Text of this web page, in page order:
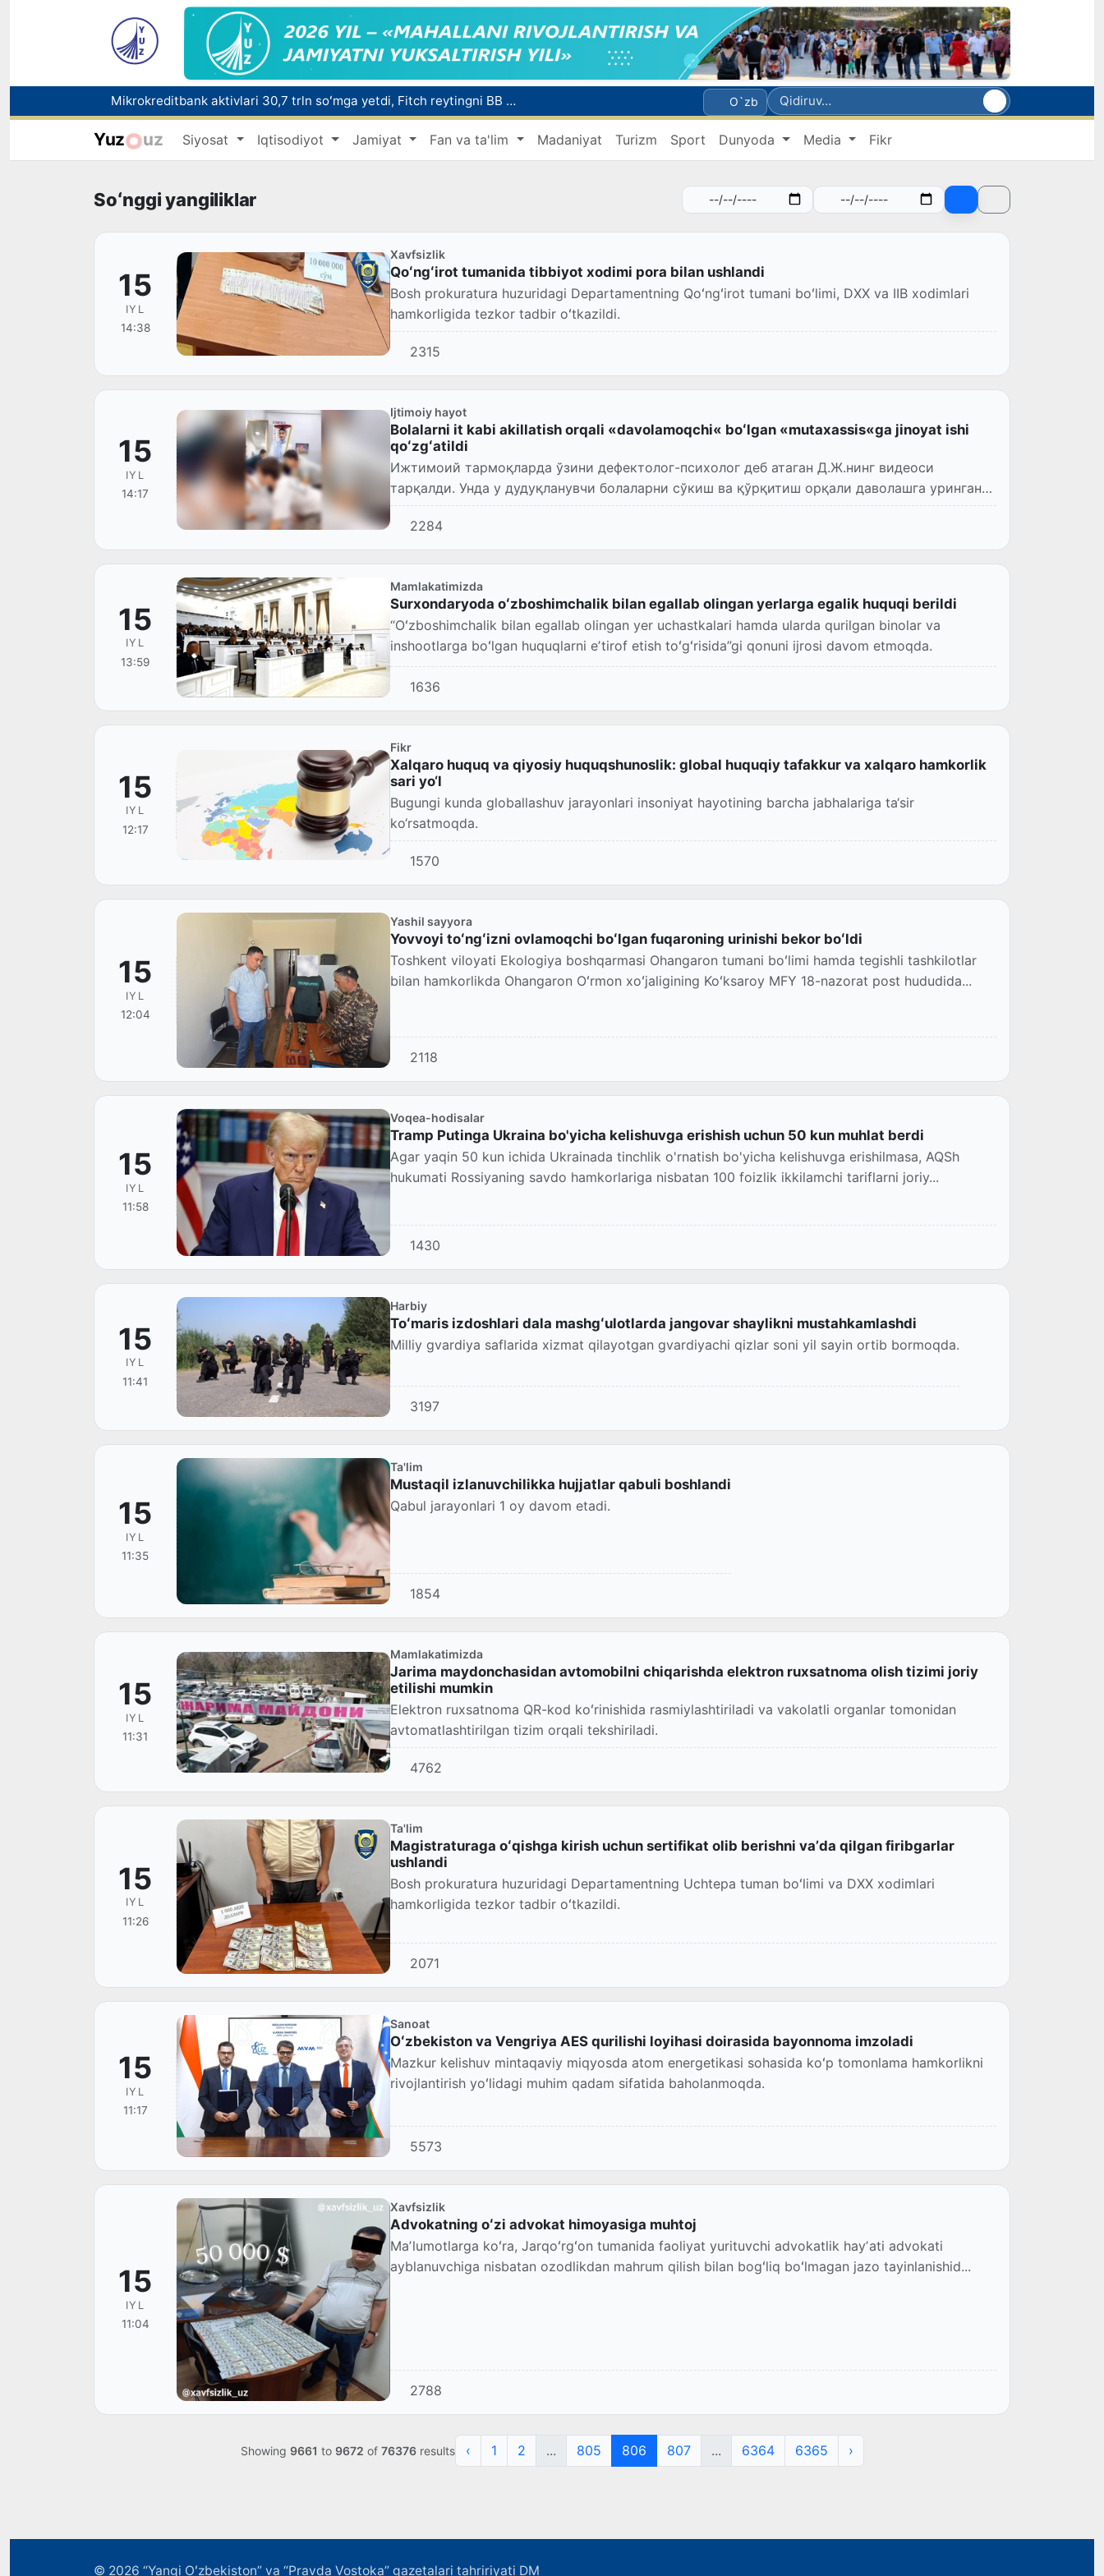
Mikrokreditbank aktivlari 30,7 trln soʻmga yetdi, Fitch reytingni BB darajasiga oshirdi
Malayziya Markaziy Osiyoda tibbiy turizm yoʻnalishi sifatidagi mavqeini mustahkamlamoqda
Polshadagi elchixona ko‘magida ona va bola Vatanga qaytarildi
O`zb
Yuz uz Siyosat Iqtisodiyot Jamiyat Fan va ta'lim Madaniyat Turizm Sport Dunyoda Media Fikr
Soʻnggi yangiliklar
15
IYL
14:38
Xavfsizlik
Qoʻngʻirot tumanida tibbiyot xodimi pora bilan ushlandi
Bosh prokuratura huzuridagi Departamentning Qoʻngʻirot tumani boʻlimi, DXX va IIB xodimlari
hamkorligida tezkor tadbir oʻtkazildi.
2315
15
IYL
14:17
Ijtimoiy hayot
Bolalarni it kabi akillatish orqali «davolamoqchi« boʻlgan «mutaxassis«ga jinoyat ishi
qoʻzgʻatildi
Ижтимоий тармоқларда ўзини дефектолог-психолог деб атаган Д.Ж.нинг видеоси
тарқалди. Унда у дудуқланувчи болаларни сўкиш ва қўрқитиш орқали даволашга урингани
кўрсатилган.
2284
15
IYL
13:59
Mamlakatimizda
Surxondaryoda oʻzboshimchalik bilan egallab olingan yerlarga egalik huquqi berildi
“Oʻzboshimchalik bilan egallab olingan yer uchastkalari hamda ularda qurilgan binolar va
inshootlarga boʻlgan huquqlarni eʼtirof etish toʻgʻrisida”gi qonuni ijrosi davom etmoqda.
1636
15
IYL
12:17
Fikr
Xalqaro huquq va qiyosiy huquqshunoslik: global huquqiy tafakkur va xalqaro hamkorlik
sari yo‘l
Bugungi kunda globallashuv jarayonlari insoniyat hayotining barcha jabhalariga ta‘sir
ko‘rsatmoqda.
1570
15
IYL
12:04
Yashil sayyora
Yovvoyi toʻngʻizni ovlamoqchi boʻlgan fuqaroning urinishi bekor boʻldi
Toshkent viloyati Ekologiya boshqarmasi Ohangaron tumani boʻlimi hamda tegishli tashkilotlar
bilan hamkorlikda Ohangaron Oʻrmon xoʻjaligining Koʻksaroy MFY 18-nazorat post hududida...
2118
15
IYL
11:58
Voqea-hodisalar
Tramp Putinga Ukraina bo'yicha kelishuvga erishish uchun 50 kun muhlat berdi
Agar yaqin 50 kun ichida Ukrainada tinchlik o'rnatish bo'yicha kelishuvga erishilmasa, AQSh
hukumati Rossiyaning savdo hamkorlariga nisbatan 100 foizlik ikkilamchi tariflarni joriy...
1430
15
IYL
11:41
Harbiy
Toʻmaris izdoshlari dala mashgʻulotlarda jangovar shaylikni mustahkamlashdi
Milliy gvardiya saflarida xizmat qilayotgan gvardiyachi qizlar soni yil sayin ortib bormoqda.
3197
15
IYL
11:35
Ta'lim
Mustaqil izlanuvchilikka hujjatlar qabuli boshlandi
Qabul jarayonlari 1 oy davom etadi.
1854
15
IYL
11:31
Mamlakatimizda
Jarima maydonchasidan avtomobilni chiqarishda elektron ruxsatnoma olish tizimi joriy
etilishi mumkin
Elektron ruxsatnoma QR-kod koʻrinishida rasmiylashtiriladi va vakolatli organlar tomonidan
avtomatlashtirilgan tizim orqali tekshiriladi.
4762
15
IYL
11:26
Ta'lim
Magistraturaga oʻqishga kirish uchun sertifikat olib berishni vaʼda qilgan firibgarlar
ushlandi
Bosh prokuratura huzuridagi Departamentning Uchtepa tuman boʻlimi va DXX xodimlari
hamkorligida tezkor tadbir oʻtkazildi.
2071
15
IYL
11:17
Sanoat
Oʻzbekiston va Vengriya AES qurilishi loyihasi doirasida bayonnoma imzoladi
Mazkur kelishuv mintaqaviy miqyosda atom energetikasi sohasida koʻp tomonlama hamkorlikni
rivojlantirish yoʻlidagi muhim qadam sifatida baholanmoqda.
5573
15
IYL
11:04
Xavfsizlik
Advokatning oʻzi advokat himoyasiga muhtoj
Maʼlumotlarga koʻra, Jarqoʻrgʻon tumanida faoliyat yurituvchi advokatlik hayʼati advokati
ayblanuvchiga nisbatan ozodlikdan mahrum qilish bilan bogʻliq boʻlmagan jazo tayinlanishid...
2788
Showing 9661 to 9672 of 76376results ‹ 1 2 ... 805 806 807 ... 6364 6365 ›
© 2026 “Yangi Oʻzbekiston” va “Pravda Vostoka” gazetalari tahririyati DM